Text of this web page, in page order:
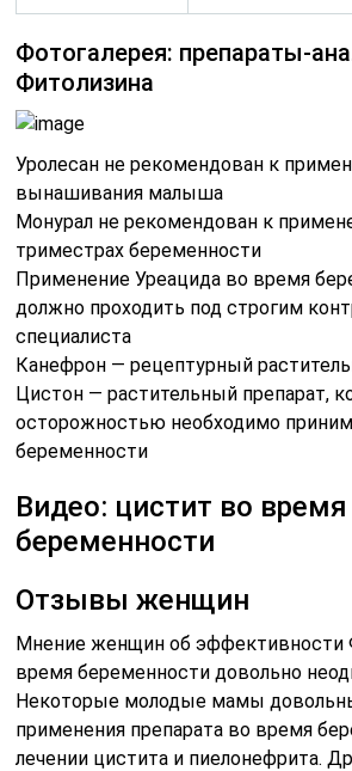
Фотогалерея: препараты-
Фитолизина
Уролесан не рекомендован к
вынашивания малыша
Монурал не рекомендован к
триместрах беременности
Применение Уреацида во время
должно проходить под строгим
специалиста
Канефрон — рецептурный
Цистон — растительный препарат,
осторожностью необходимо
беременности
Видео: цистит во время
беременности
Отзывы женщин
Мнение женщин об эффективности
время беременности довольно
Некоторые молодые мамы
применения препарата во время
лечении цистита и пиелонефрита.